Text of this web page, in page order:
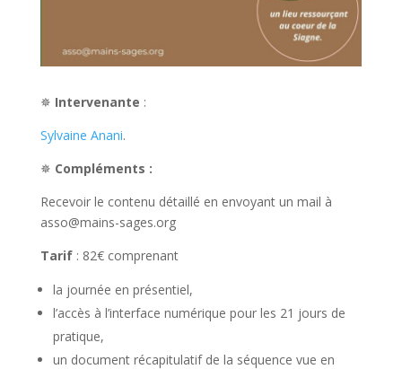
✵ Intervenante :
Sylvaine Anani.
✵ Compléments :
Recevoir le contenu détaillé en envoyant un mail à
asso@mains-sages.org
Tarif: 82€ comprenant
la journée en présentiel,
l’accès à l’interface numérique pour les 21 jours de
pratique,
un document récapitulatif de la séquence vue en